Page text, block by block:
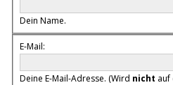
Dein Name.
E-Mail:
Deine E-Mail-Adresse. (Wird nicht auf